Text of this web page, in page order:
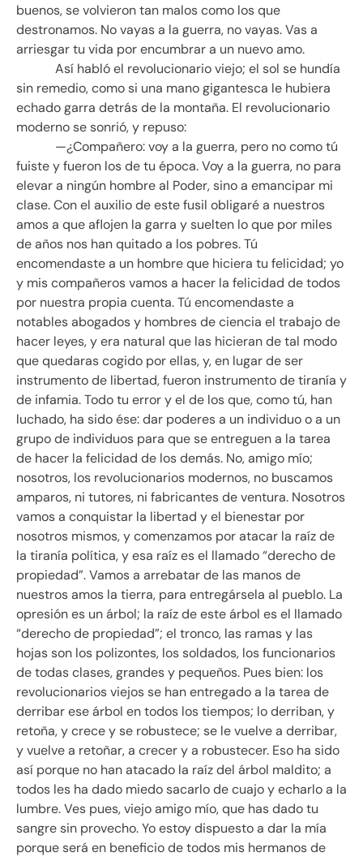
buenos, se volvieron tan malos como los que
destronamos. No vayas a la guerra, no vayas. Vas a
arriesgar tu vida por encumbrar a un nuevo amo.
Así habló el revolucionario viejo; el sol se hundía
sin remedio, como si una mano gigantesca le hubiera
echado garra detrás de la montaña. El revolucionario
moderno se sonrió, y repuso:
—¿Compañero: voy a la guerra, pero no como tú
fuiste y fueron los de tu época. Voy a la guerra, no para
elevar a ningún hombre al Poder, sino a emancipar mi
clase. Con el auxilio de este fusil obligaré a nuestros
amos a que aflojen la garra y suelten lo que por miles
de años nos han quitado a los pobres. Tú
encomendaste a un hombre que hiciera tu felicidad; yo
y mis compañeros vamos a hacer la felicidad de todos
por nuestra propia cuenta. Tú encomendaste a
notables abogados y hombres de ciencia el trabajo de
hacer leyes, y era natural que las hicieran de tal modo
que quedaras cogido por ellas, y, en lugar de ser
instrumento de libertad, fueron instrumento de tiranía y
de infamia. Todo tu error y el de los que, como tú, han
luchado, ha sido ése: dar poderes a un individuo o a un
grupo de individuos para que se entreguen a la tarea
de hacer la felicidad de los demás. No, amigo mío;
nosotros, los revolucionarios modernos, no buscamos
amparos, ni tutores, ni fabricantes de ventura. Nosotros
vamos a conquistar la libertad y el bienestar por
nosotros mismos, y comenzamos por atacar la raíz de
la tiranía política, y esa raíz es el llamado “derecho de
propiedad”. Vamos a arrebatar de las manos de
nuestros amos la tierra, para entregársela al pueblo. La
opresión es un árbol; la raíz de este árbol es el llamado
“derecho de propiedad”; el tronco, las ramas y las
hojas son los polizontes, los soldados, los funcionarios
de todas clases, grandes y pequeños. Pues bien: los
revolucionarios viejos se han entregado a la tarea de
derribar ese árbol en todos los tiempos; lo derriban, y
retoña, y crece y se robustece; se le vuelve a derribar,
y vuelve a retoñar, a crecer y a robustecer. Eso ha sido
así porque no han atacado la raíz del árbol maldito; a
todos les ha dado miedo sacarlo de cuajo y echarlo a la
lumbre. Ves pues, viejo amigo mío, que has dado tu
sangre sin provecho. Yo estoy dispuesto a dar la mía
porque será en beneficio de todos mis hermanos de